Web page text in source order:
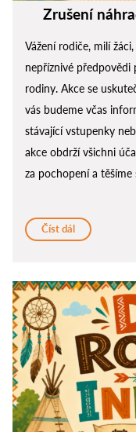
Zrušení
Vážení rodiče, milí
nepříznivé
rodiny. Akce se
vás budeme včas
stávající vstupenky
akce obdrží všichni
za pochopení a těšíme
Číst dál